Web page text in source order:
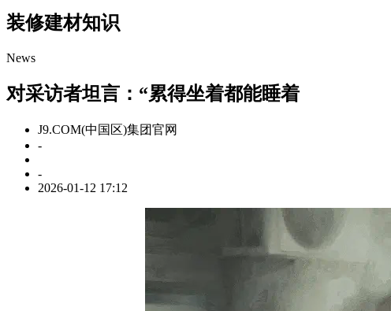
装修建材知识
News
对采访者坦言：“累得坐着都能睡着
J9.COM(中国区)集团官网
-
-
2026-01-12 17:12